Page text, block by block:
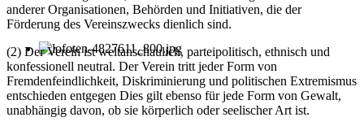
anderer Organisationen, Behörden und Initiativen, die der
Förderung des Vereinszwecks dienlich sind.
(2) Der Verein ist weltanschaulich, parteipolitisch, ethnisch und
konfessionell neutral. Der Verein tritt jeder Form von
Fremdenfeindlichkeit, Diskriminierung und politischen Extremismus
entschieden entgegen Dies gilt ebenso für jede Form von Gewalt,
unabhängig davon, ob sie körperlich oder seelischer Art ist.